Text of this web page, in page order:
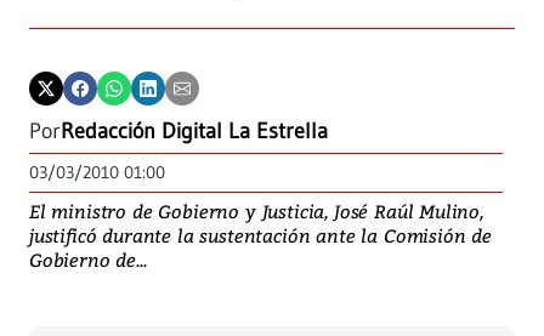
PorRedacción Digital La Estrella
03/03/2010 01:00
El ministro de Gobierno y Justicia, José Raúl Mulino,
justificó durante la sustentación ante la Comisión de
Gobierno de...